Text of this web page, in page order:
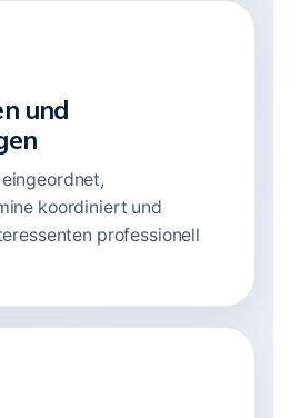
und
koordiniert und
professionell